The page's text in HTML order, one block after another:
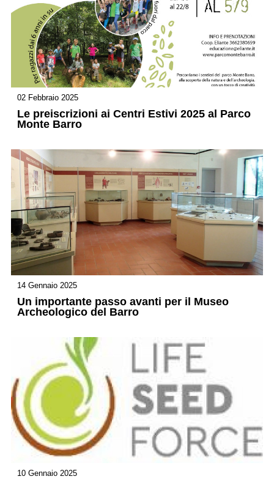
02 Febbraio 2025
Le preiscrizioni ai Centri Estivi 2025 al Parco
Monte Barro
14 Gennaio 2025
Un importante passo avanti per il Museo
Archeologico del Barro
10 Gennaio 2025